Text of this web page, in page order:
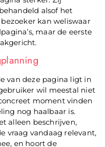
alsof het
kan weliswaar
maar de eerste
van deze pagina ligt in
wil meestal niet
moment vinden
nog haalbaar is.
alleen beschrijven,
vraag vandaag relevant,
en hoort de